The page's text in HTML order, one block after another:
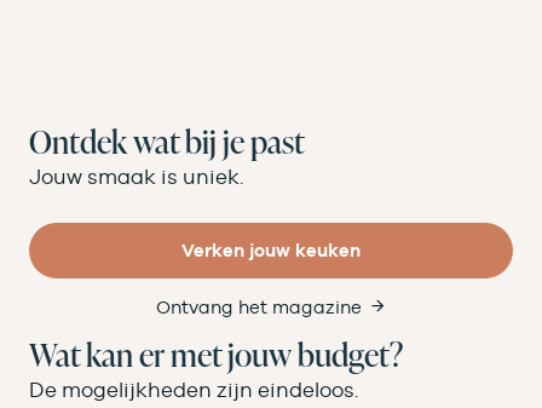
Ontdek wat bij je past
Jouw smaak is uniek.
Verken jouw keuken
Ontvang het magazine
Wat kan er met jouw budget?
De mogelijkheden zijn eindeloos.